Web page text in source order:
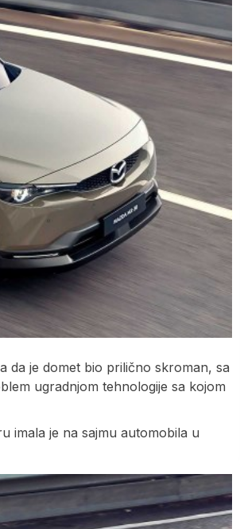
da je domet bio prilično skroman, sa
ugradnjom tehnologije sa kojom
imala je na sajmu automobila u